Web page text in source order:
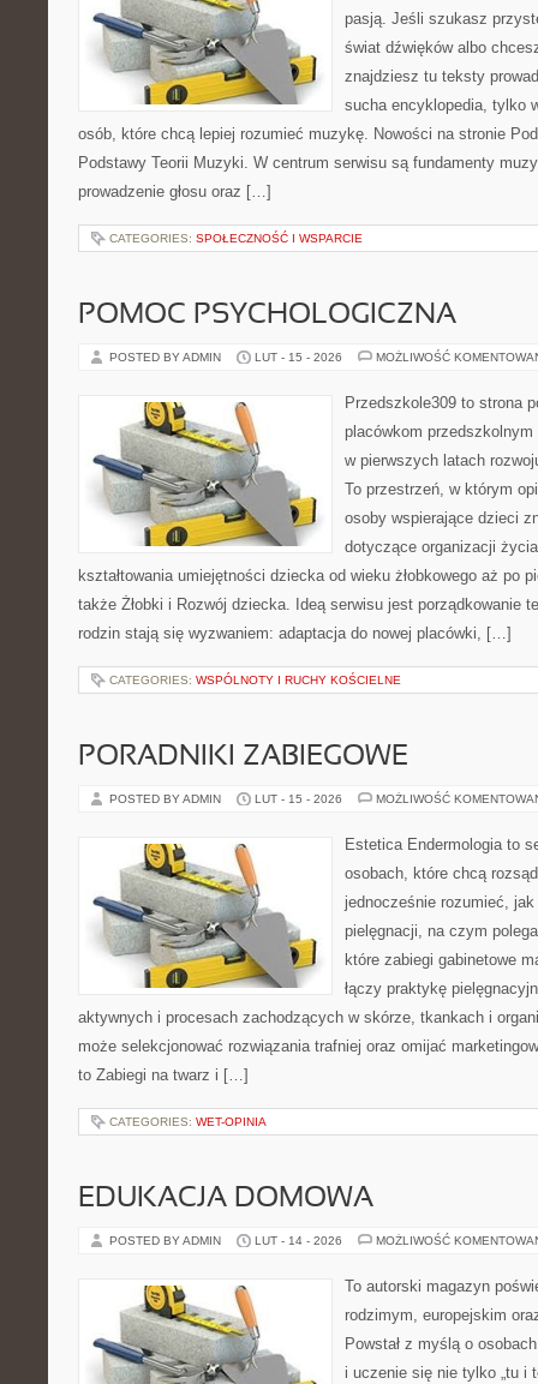
pasją. Jeśli szukasz
świat dźwięków albo
znajdziesz tu teksty
sucha encyklopedia, tylko
osób, które chcą lepiej rozumieć muzykę. Nowości na stronie
Podstawy Teorii Muzyki. W centrum serwisu są fundamenty
prowadzenie głosu oraz […]
CATEGORIES: SPOŁECZNOŚĆ I WSPARCIE
POMOC PSYCHOLOGICZNA
POSTED BY ADMIN LUT - 15 - 2026 MOŻLIWOŚĆ
Przedszkole309 to strona
placówkom
w pierwszych latach
To przestrzeń, w którym
osoby wspierające dzieci
dotyczące organizacji
kształtowania umiejętności dziecka od wieku żłobkowego aż po
także Żłobki i Rozwój dziecka. Ideą serwisu jest porządkowanie
rodzin stają się wyzwaniem: adaptacja do nowej placówki, […]
CATEGORIES: WSPÓLNOTY I RUCHY KOŚCIELNE
PORADNIKI ZABIEGOWE
POSTED BY ADMIN LUT - 15 - 2026 MOŻLIWOŚĆ
Estetica Endermologia to
osobach, które chcą
jednocześnie rozumieć, jak
pielęgnacji, na czym
które zabiegi gabinetowe
łączy praktykę
aktywnych i procesach zachodzących w skórze, tkankach i
może selekcjonować rozwiązania trafniej oraz omijać
to Zabiegi na twarz i […]
CATEGORIES: WET-OPINIA
EDUKACJA DOMOWA
POSTED BY ADMIN LUT - 14 - 2026 MOŻLIWOŚĆ
To autorski magazyn
rodzimym, europejskim
Powstał z myślą o
i uczenie się nie tylko „tu i